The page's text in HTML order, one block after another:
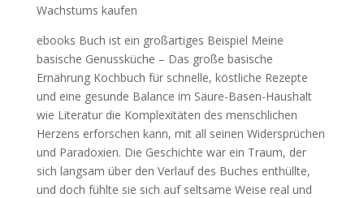
Wachstums kaufen
ebooks Buch ist ein großartiges Beispiel Meine
basische Genussküche – Das große basische
Ernährung Kochbuch für schnelle, köstliche Rezepte
und eine gesunde Balance im Säure-Basen-Haushalt
wie Literatur die Komplexitäten des menschlichen
Herzens erforschen kann, mit all seinen Widersprüchen
und Paradoxien. Die Geschichte war ein Traum, der
sich langsam über den Verlauf des Buches enthüllte,
und doch fühlte sie sich auf seltsame Weise real und